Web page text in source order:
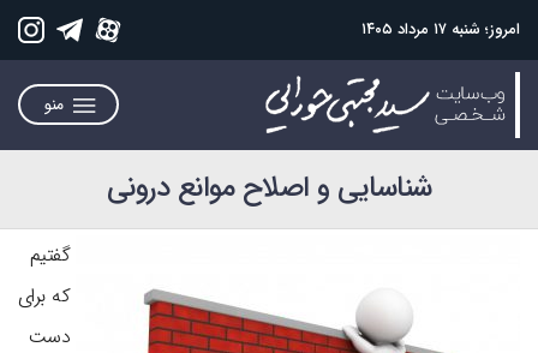
امروز؛ شنبه ۱۷ مرداد ۱۴۰۵
منو
شناسایی و اصلاح موانع درونی
گفتیم
که برای
دست